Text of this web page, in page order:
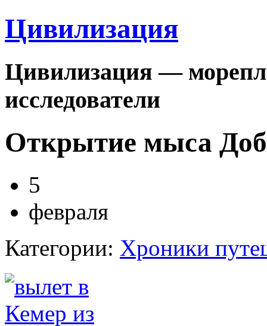
Цивилизация
Цивилизация —
исследователи
Открытие мыса
5
февраля
Категории: Хроники